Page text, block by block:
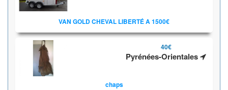
VAN GOLD CHEVAL LIBERTÉ A 1500€
40€
Pyrénées-Orientales
chaps